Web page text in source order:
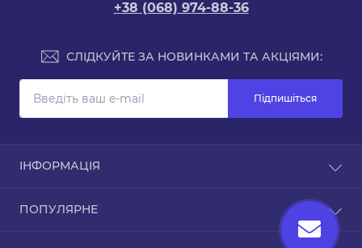
+38 (068) 974-88-36
СЛІДКУЙТЕ ЗА НОВИНКАМИ ТА АКЦІЯМИ:
Підпишіться
ІНФОРМАЦІЯ
Про магазин
ПОПУЛЯРНЕ